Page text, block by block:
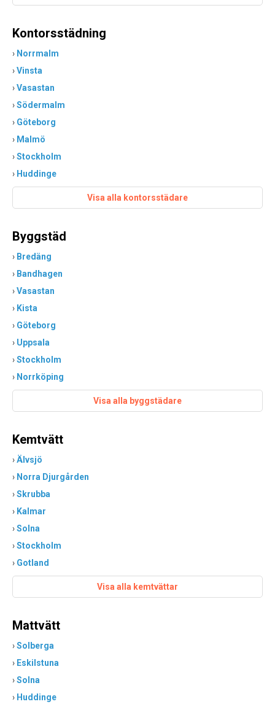
Kontorsstädning
› Norrmalm
›Vinsta
›Vasastan
›Södermalm
› Göteborg
› Malmö
›Stockholm
› Huddinge
Visa alla kontorsstädare
Byggstäd
› Bredäng
› Bandhagen
›Vasastan
› Kista
› Göteborg
› Uppsala
›Stockholm
› Norrköping
Visa alla byggstädare
Kemtvätt
›Älvsjö
› Norra Djurgården
›Skrubba
› Kalmar
›Solna
›Stockholm
› Gotland
Visa alla kemtvättar
Mattvätt
›Solberga
› Eskilstuna
›Solna
› Huddinge